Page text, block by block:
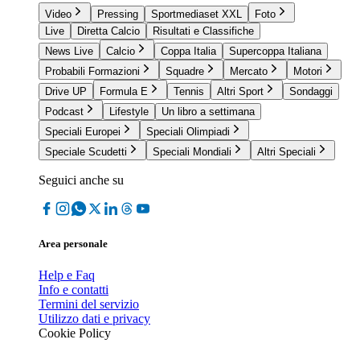
Video Pressing Sportmediaset XXL
Foto
Live
Diretta Calcio
Risultati e Classifiche
News Live
Calcio Coppa Italia
Supercoppa Italiana
Probabili Formazioni
Squadre Mercato
Motori
Drive UP
Formula E Tennis Altri Sport
Sondaggi
Podcast
Lifestyle
Un libro a settimana
Speciali Europei
Speciali Olimpiadi
Speciale Scudetti
Speciali Mondiali Altri Speciali
Seguici anche su
Area personale
Help e Faq
Info e contatti
Termini del servizio
Utilizzo dati e privacy
Cookie Policy